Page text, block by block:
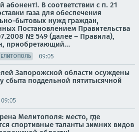
абонент!. В соответствии с п. 21
газа для обеспечения
бытовых нужд граждан,
Постановлением Правительства
№ 549 (далее – Правила),
приобретающий...
09:05
Запорожской области осуждены
сбыта поддельной пятитысячной
09:05
Мелитополя: место, где
спортивные таланты зимних видов